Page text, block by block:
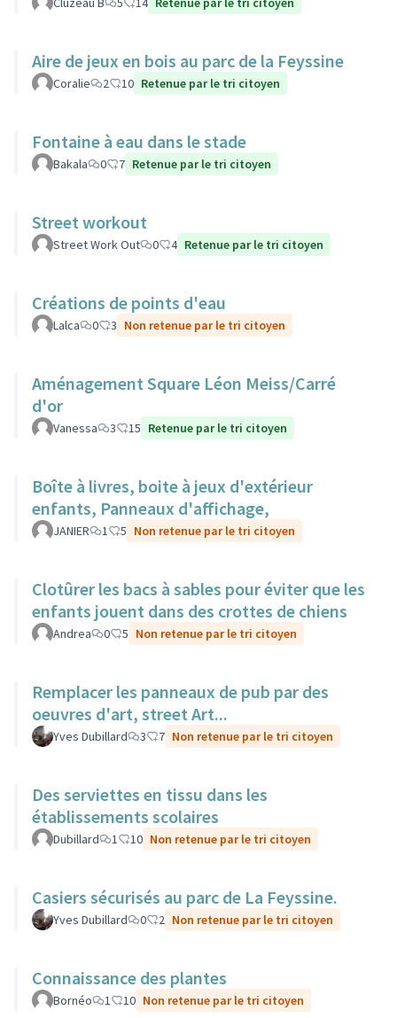
Aire de jeux en bois au parc de la Feyssine
Coralie 2 10 Retenue par le tri citoyen
Fontaine à eau dans le stade
Bakala 0 7 Retenue par le tri citoyen
Street workout
Street Work Out 0 4 Retenue par le tri citoyen
Créations de points d'eau
Lalca 0 3 Non retenue par le tri citoyen
Aménagement Square Léon Meiss/Carré
d'or
Vanessa 3 15 Retenue par le tri citoyen
Boîte à livres, boite à jeux d'extérieur
enfants, Panneaux d'affichage,
JANIER 1 5 Non retenue par le tri citoyen
Clotûrer les bacs à sables pour éviter que les
enfants jouent dans des crottes de chiens
Andrea 0 5 Non retenue par le tri citoyen
Remplacer les panneaux de pub par des
oeuvres d'art, street Art...
Yves Dubillard 3 7 Non retenue par le tri citoyen
Des serviettes en tissu dans les
établissements scolaires
Dubillard 1 10 Non retenue par le tri citoyen
Casiers sécurisés au parc de La Feyssine.
Yves Dubillard 0 2 Non retenue par le tri citoyen
Connaissance des plantes
Bornéo 1 10 Non retenue par le tri citoyen